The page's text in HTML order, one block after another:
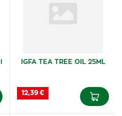
IGFA TEA TREE OIL 25ML
12,39 €